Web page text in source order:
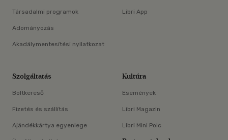
Társadalmi programok
Adományozás
Akadálymentesítési nyilatkozat
Libri App
Szolgáltatás
Boltkereső
Fizetés és szállítás
Ajándékkártya egyenlege
Kultúra
Események
Libri Magazin
Libri Mini Polc